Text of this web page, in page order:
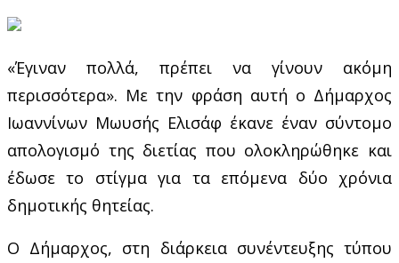
«Έγιναν πολλά, πρέπει να γίνουν ακόμη
περισσότερα». Με την φράση αυτή ο Δήμαρχος
Ιωαννίνων Μωυσής Ελισάφ έκανε έναν σύντομο
απολογισμό της διετίας που ολοκληρώθηκε και
έδωσε το στίγμα για τα επόμενα δύο χρόνια
δημοτικής θητείας.
Ο Δήμαρχος, στη διάρκεια συνέντευξης τύπου